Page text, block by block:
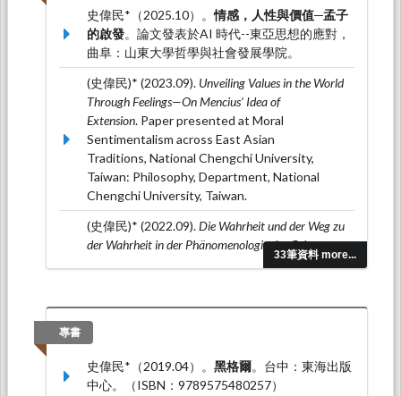
33筆資料 more...
史偉民*（2025.10）。情感，人性與價值─孟子
的啟發。論文發表於AI 時代--東亞思想的應對，
曲阜：山東大學哲學與社會發展學院。
(史偉民)* (2023.09). Unveiling Values in the World
Through Feelings—On Mencius’ Idea of
Extension. Paper presented at Moral
Sentimentalism across East Asian
Traditions, National Chengchi University,
Taiwan: Philosophy, Department, National
Chengchi University, Taiwan.
(史偉民)* (2022.09).Die Wahrheit und der Weg zu
der Wahrheit in der Phänomenologie des Geistes:
. Paper presented
Kyoto University.
宗三哲學對當代哲學可能的貢獻 。論文發表於第
二屆兩岸國學論壇，福建平潭：平潭兩岸國學中
專書
史偉民*（2019.04）。 黑格爾。台中：東海出版
中心。（ISBN：9789575480257）